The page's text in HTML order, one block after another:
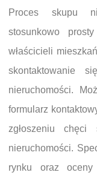
Proces skupu
stosunkowo
właścicieli
skontaktowanie
nieruchomości.
formularz
zgłoszeniu chęci
nieruchomości.
rynku oraz